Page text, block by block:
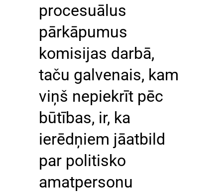
procesuālus
pārkāpumus
komisijas darbā,
taču galvenais, kam
viņš nepiekrīt pēc
būtības, ir, ka
ierēdņiem jāatbild
par politisko
amatpersonu